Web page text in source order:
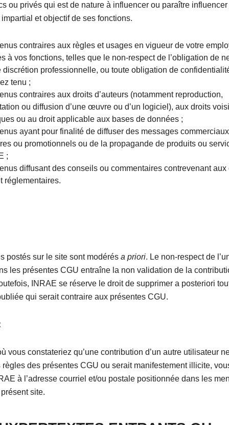
ou privés qui est de nature à influencer ou paraître
et objectif de ses fonctions.
contraires aux règles et usages en vigueur de votre
à vos fonctions, telles que le non-respect de l’obligation de
discrétion professionnelle, ou toute obligation de
tenu ;
contraires aux droits d’auteurs (notamment reproduction,
ou diffusion d’une œuvre ou d’un logiciel), aux droits
ou au droit applicable aux bases de données ;
ayant pour finalité de diffuser des messages
ou promotionnels ou de la propagande de produits ou
;
diffusant des conseils ou commentaires contrevenant
réglementaires.
postés sur le site sont modérésa priori. Le non-respect de
les présentes CGU entraîne la non validation de la
INRAE se réserve le droit de supprimer a posteriori
qui serait contraire aux présentes CGU.
vous constateriez qu’une contribution d’un autre utilisateur
règles des présentes CGU ou serait manifestement illicite,
à l’adresse courriel et/ou postale positionnée dans les
site.